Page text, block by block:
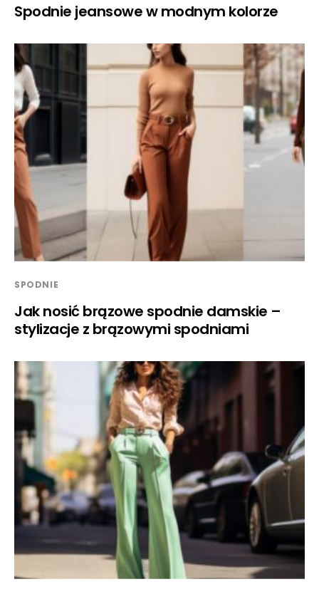
Spodnie jeansowe w modnym kolorze
SPODNIE
Jak nosić brązowe spodnie damskie –
stylizacje z brązowymi spodniami